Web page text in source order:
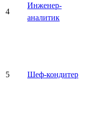
4
Инженер-
аналитик
5 Шеф-кондитер